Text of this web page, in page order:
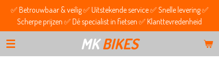
Ga
direct
naar
de
hoofdinhoud
MKBIKES
✅ Betrouwbaar & veilig ✅ Uitstekende service ✅ Snelle levering ✅
Scherpe prijzen ✅ Dé specialist in fietsen ✅ Klanttevredenheid